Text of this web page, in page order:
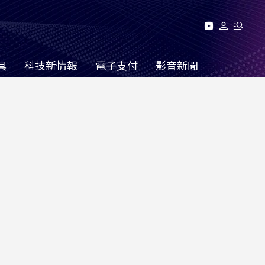
科技新情報 電子支付 影音新聞